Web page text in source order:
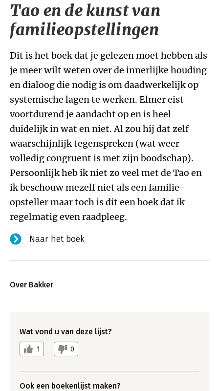
Tao en de kunst van
familieopstellingen
Dit is het boek dat je gelezen moet hebben als
je meer wilt weten over de innerlijke houding
en dialoog die nodig is om daadwerkelijk op
systemische lagen te werken. Elmer eist
voortdurend je aandacht op en is heel
duidelijk in wat en niet. Al zou hij dat zelf
waarschijnlijk tegenspreken (wat weer
volledig congruent is met zijn boodschap).
Persoonlijk heb ik niet zo veel met de Tao en
ik beschouw mezelf niet als een familie-
opsteller maar toch is dit een boek dat ik
regelmatig even raadpleeg.
Naar het boek
Over Bakker
Wat vond u van deze lijst?
1 0
Ook een boekenlijst maken?